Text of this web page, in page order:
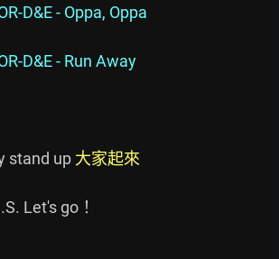
D&E - Oppa, Oppa
D&E - Run Away
stand up 大家起來
Let's go！